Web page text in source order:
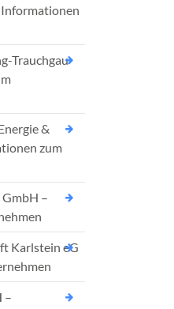
Trauchgau
&
zum
–
Karlstein eG
–